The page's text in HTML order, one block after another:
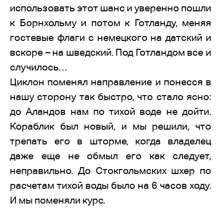
использовать этот шанс и уверенно пошли
к Борнхольму и потом к Готланду, меняя
гостевые флаги с немецкого на датский и
вскоре – на шведский. Под Готландом все и
случилось…
Циклон поменял направление и понесся в
нашу сторону так быстро, что стало ясно:
до Аландов нам по тихой воде не дойти.
Кораблик был новый, и мы решили, что
трепать его в шторме, когда владелец
даже еще не обмыл его как следует,
неправильно. До Стокгольмских шхер по
расчетам тихой воды было на 6 часов ходу.
И мы поменяли курс.